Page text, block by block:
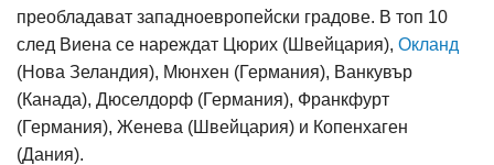
преобладават западноевропейски градове. В топ 10
след Виена се нареждат Цюрих (Швейцария), Окланд
(Нова Зеландия), Мюнхен (Германия), Ванкувър
(Канада), Дюселдорф (Германия), Франкфурт
(Германия), Женева (Швейцария) и Копенхаген
(Дания).